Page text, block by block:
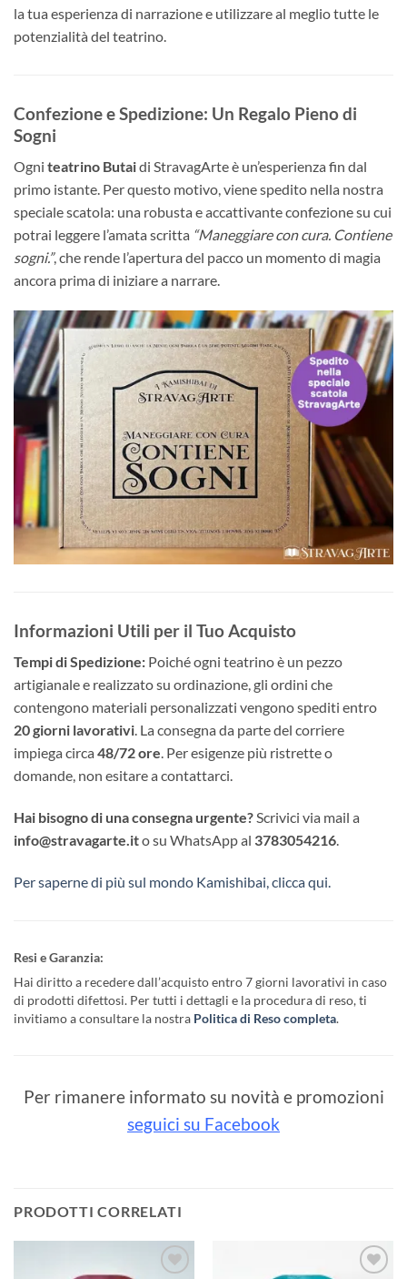
la tua esperienza di narrazione e utilizzare al meglio tutte le
potenzialità del teatrino.
Confezione e Spedizione: Un Regalo Pieno di
Sogni
Ogni teatrino Butaidi StravagArte è un’esperienza fin dal
primo istante. Per questo motivo, viene spedito nella nostra
speciale scatola: una robusta e accattivante confezione su cui
potrai leggere l’amata scritta “Maneggiare con cura. Contiene
sogni.”, che rende l’apertura del pacco un momento di magia
ancora prima di iniziare a narrare.
Informazioni Utili per il Tuo Acquisto
Tempi di Spedizione: Poiché ogni teatrino è un pezzo
artigianale e realizzato su ordinazione, gli ordini che
contengono materiali personalizzati vengono spediti entro
20 giorni lavorativi. La consegna da parte del corriere
impiega circa 48/72 ore. Per esigenze più ristrette o
domande, non esitare a contattarci.
Hai bisogno di una consegna urgente?Scrivici via mail a
info@stravagarte.ito su WhatsApp al 3783054216.
Per saperne di più sul mondo Kamishibai, clicca qui.
Resi e Garanzia:
Hai diritto a recedere dall’acquisto entro 7 giorni lavorativi in caso
di prodotti difettosi. Per tutti i dettagli e la procedura di reso, ti
invitiamo a consultare la nostra Politica di Reso completa.
Per rimanere informato su novità e promozioni
seguici su Facebook
PRODOTTI CORRELATI